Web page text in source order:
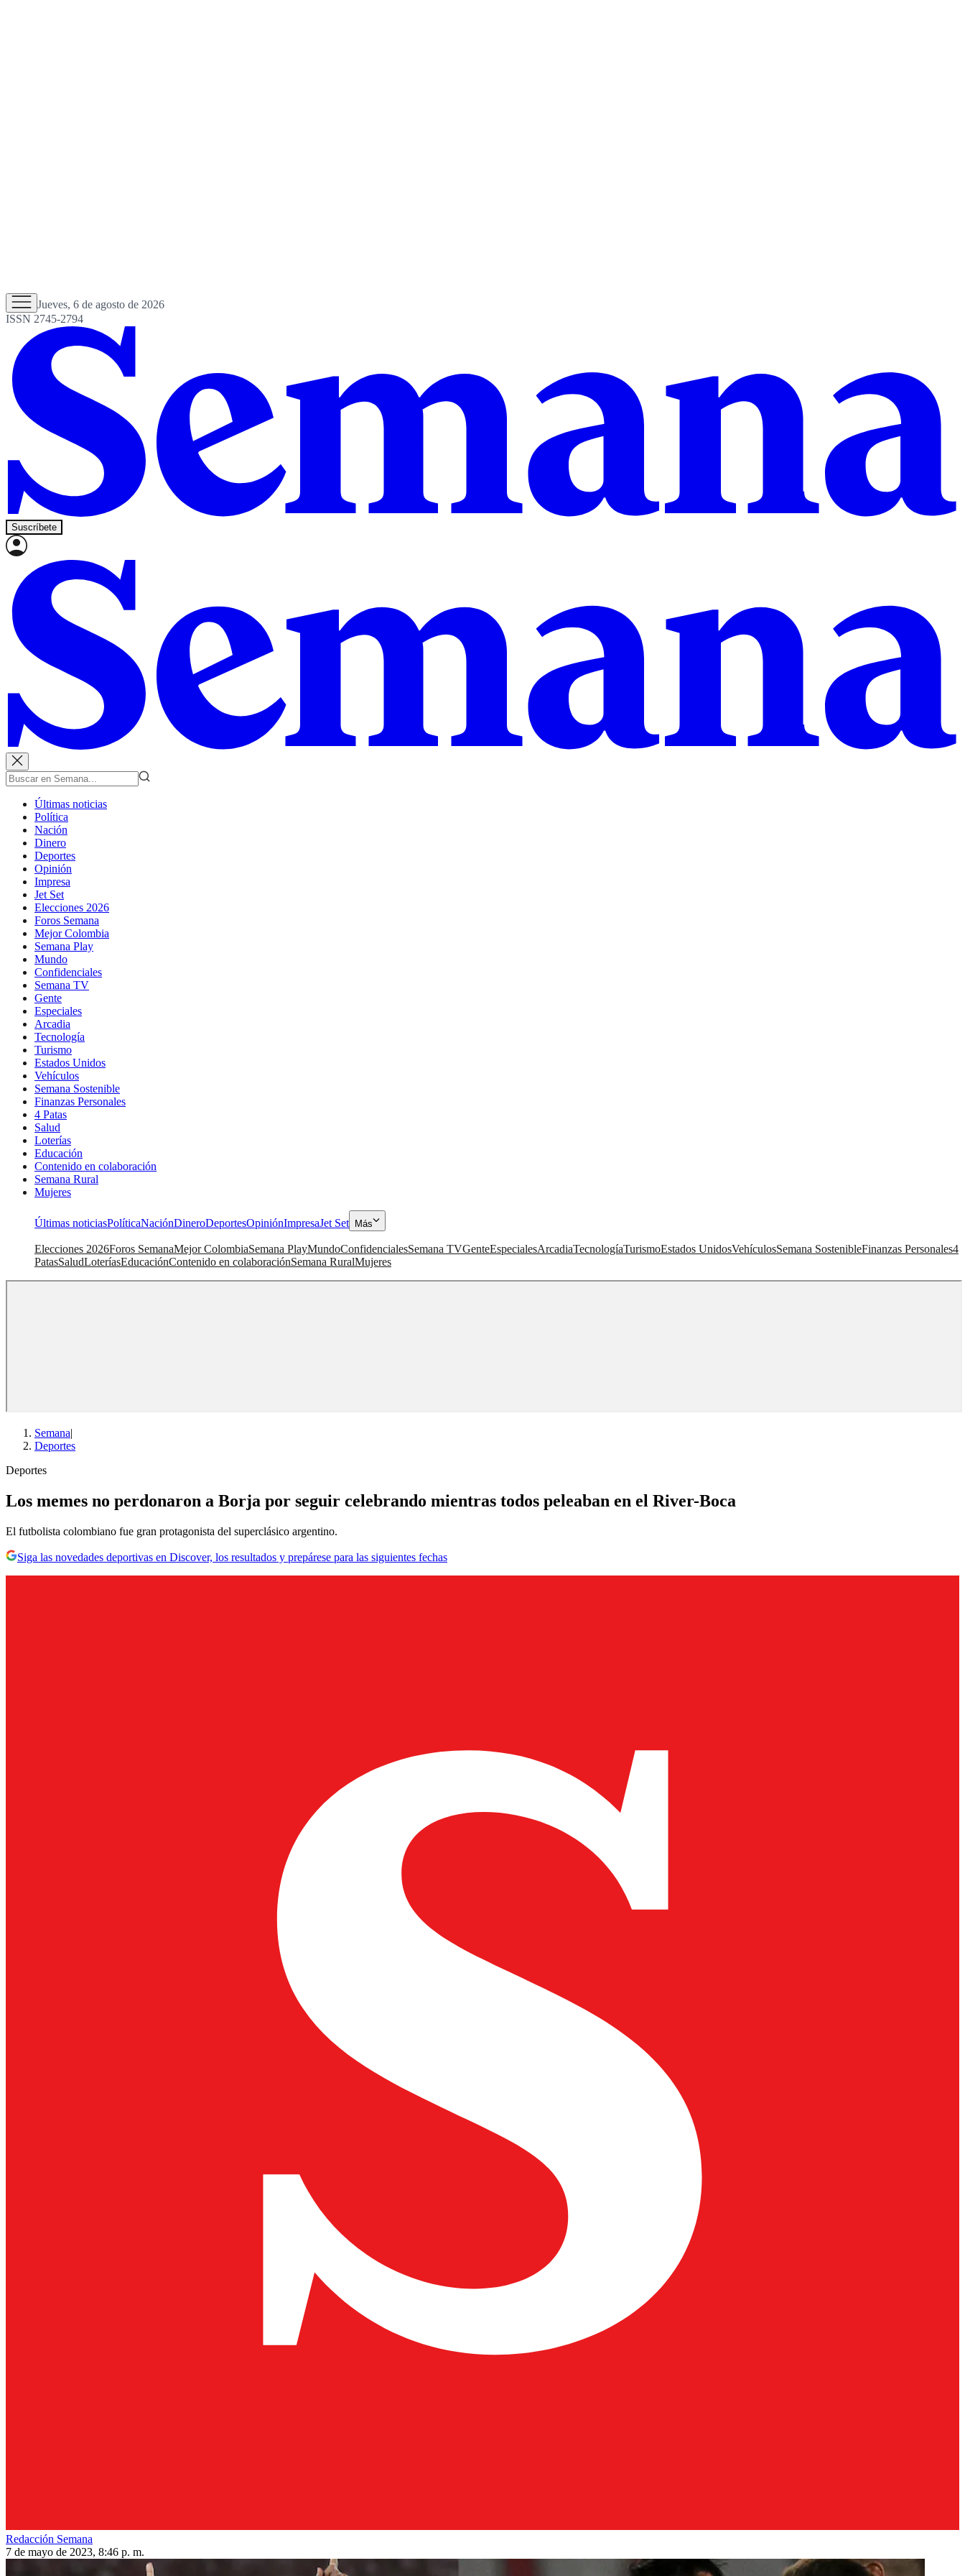
Jueves, 6 de agosto de 2026
ISSN 2745-2794
Suscríbete
Últimas noticias
Política
Nación
Dinero
Deportes
Opinión
Impresa
Jet Set
Elecciones 2026
Foros Semana
Mejor Colombia
Semana Play
Mundo
Confidenciales
Semana TV
Gente
Especiales
Arcadia
Tecnología
Turismo
Estados Unidos
Vehículos
Semana Sostenible
Finanzas Personales
4 Patas
Salud
Loterías
Educación
Contenido en colaboración
Semana Rural
Mujeres
Últimas noticiasPolíticaNaciónDineroDeportesOpiniónImpresaJet Set Más
Elecciones 2026Foros SemanaMejor ColombiaSemana PlayMundoConfidencialesSemana TVGenteEspecialesArcadiaTecnologíaTurismoEstados UnidosVehículosSemana SostenibleFinanzas Personales4
PatasSaludLoteríasEducaciónContenido en colaboraciónSemana RuralMujeres
Semana|
Deportes
Deportes
Los memes no perdonaron a Borja por seguir celebrando mientras todos peleaban en el River-Boca
El futbolista colombiano fue gran protagonista del superclásico argentino.
Siga las novedades deportivas en Discover, los resultados y prepárese para las siguientes fechas
Redacción Semana
7 de mayo de 2023, 8:46 p. m.